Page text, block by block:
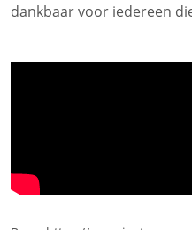
dankbaar voor iedereen